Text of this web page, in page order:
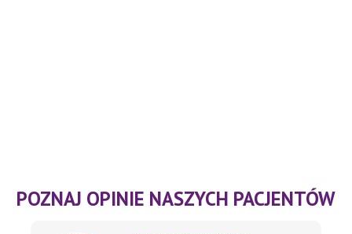
POZNAJ OPINIE NASZYCH PACJENTÓW